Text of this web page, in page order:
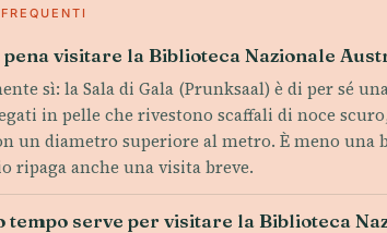
pena visitare la Biblioteca Nazionale
sì: la Sala di Gala (Prunksaal) è di per sé
in pelle che rivestono scaffali di noce
un diametro superiore al metro. È meno
ripaga anche una visita breve.
tempo serve per visitare la Biblioteca